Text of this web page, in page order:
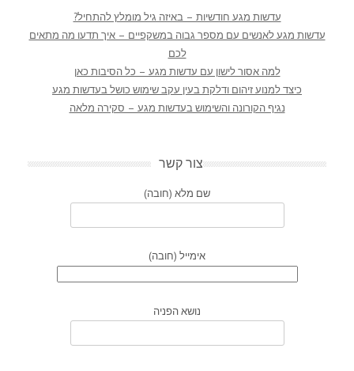
עדשות מגע חודשיות – באיזה גיל מומלץ להתחיל?
עדשות מגע לאנשים עם מספר גבוה במשקפיים – איך תדעו מה מתאים
לכם
למה אסור לישון עם עדשות מגע – כל הסיבות כאן
כיצד למנוע זיהום ודלקת בעין עקב שימוש כושל בעדשות מגע
נגיף הקורונה והשימוש בעדשות מגע – סקירה מלאה
צור קשר
שם מלא (חובה)
אימייל (חובה)
נושא הפניה